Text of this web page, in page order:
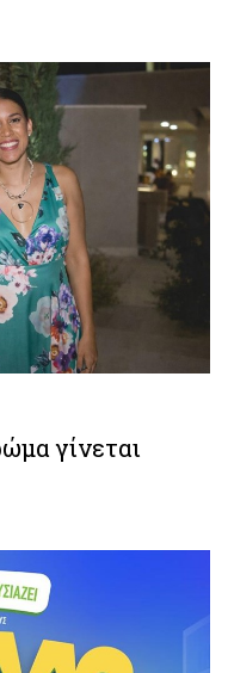
γίνεται